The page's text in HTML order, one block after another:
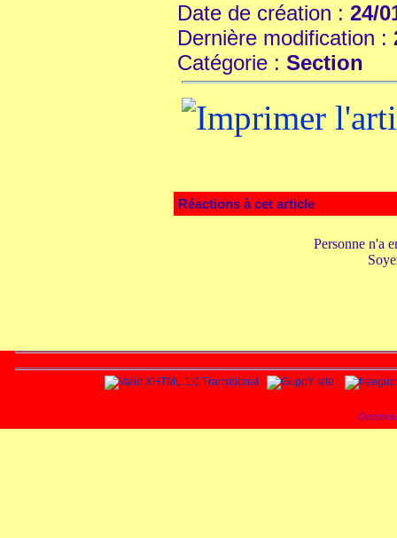
Date de création : 24/
Dernière modification :
Catégorie : Section
Réactions à cet article
Personne n'a